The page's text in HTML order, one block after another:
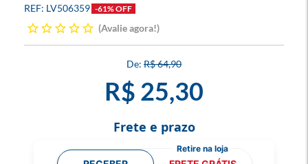
LV506359 -61% OFF
Avalie agora!
R$ 64,90
R$ 25,30
Frete e prazo